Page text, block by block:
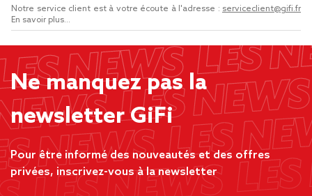
Notre service client est à votre écoute à l'adresse : serviceclient@gifi.fr
En savoir plus...
Ne manquez pas la
newsletter GiFi
Pour être informé des nouveautés et des offres
privées, inscrivez-vous à la newsletter